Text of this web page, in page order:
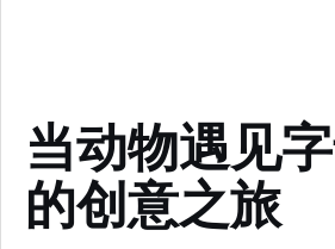
当动物遇见
的创意之旅